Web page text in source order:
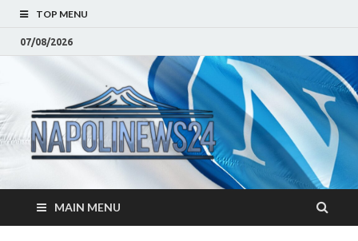
TOP MENU
07/08/2026
–
Napoli
Notizie sulla citta di
Napoli e Campania
Eventi, Sport
MAIN MENU